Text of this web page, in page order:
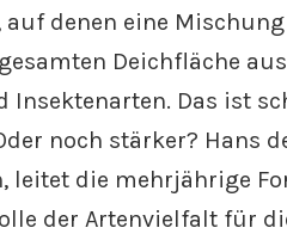
denen eine
Deichfläche
Insektenarten. Das ist
noch stärker? Hans
leitet die mehrjährige
der Artenvielfalt für